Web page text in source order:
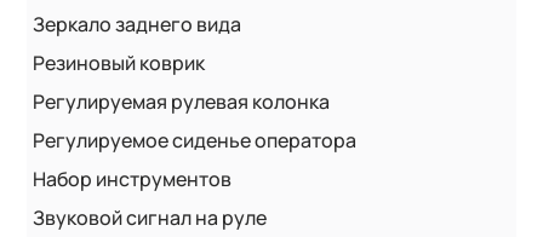
Зеркало заднего вида
Резиновый коврик
Регулируемая рулевая колонка
Регулируемое сиденье оператора
Набор инструментов
Звуковой сигнал на руле